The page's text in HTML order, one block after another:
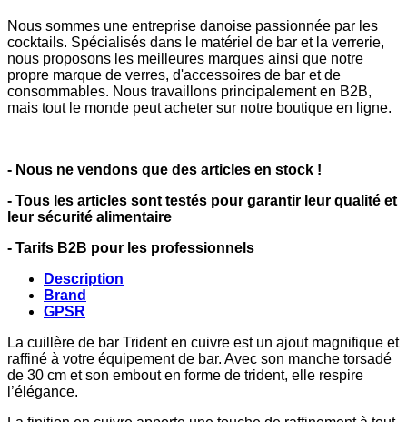
Nous sommes une entreprise danoise passionnée par les
cocktails. Spécialisés dans le matériel de bar et la verrerie,
nous proposons les meilleures marques ainsi que notre
propre marque de verres, d'accessoires de bar et de
consommables. Nous travaillons principalement en B2B,
mais tout le monde peut acheter sur notre boutique en ligne.
- Nous ne vendons que des articles en stock !
- Tous les articles sont testés pour garantir leur qualité et
leur sécurité alimentaire
- Tarifs B2B pour les professionnels
Description
Brand
GPSR
La cuillère de bar Trident en cuivre est un ajout magnifique et
raffiné à votre équipement de bar. Avec son manche torsadé
de 30 cm et son embout en forme de trident, elle respire
l’élégance.